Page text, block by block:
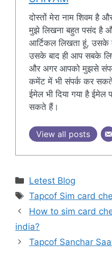
दोस्तों मेरा नाम शिवम है
मुझे लिखना बहुत पसंद है
आर्टिकल लिखता हूं, उसके
उसके बाद ही आप सबके
और अगर आपको मुझसे
कमेंट में भी संपर्क कर
ईमेल भी दिया गया है ईमेल
सकते हैं।
View all posts
Categories
Letest Blog
Tags
Tapcof Sim card
How to sim card
india?
Tapcof Sanchar